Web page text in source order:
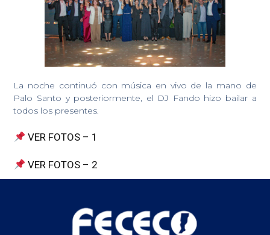
La noche continuó con música en vivo de la mano de
Palo Santo y posteriormente, el DJ Fando hizo bailar a
todos los presentes.
VER FOTOS – 1
VER FOTOS – 2